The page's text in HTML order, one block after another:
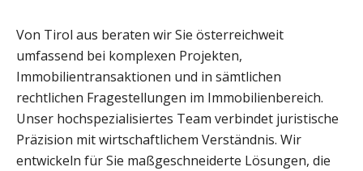
Von Tirol aus beraten wir Sie österreichweit
umfassend bei komplexen Projekten,
Immobilientransaktionen und in sämtlichen
rechtlichen Fragestellungen im Immobilienbereich.
Unser hochspezialisiertes Team verbindet juristische
Präzision mit wirtschaftlichem Verständnis. Wir
entwickeln für Sie maßgeschneiderte Lösungen, die